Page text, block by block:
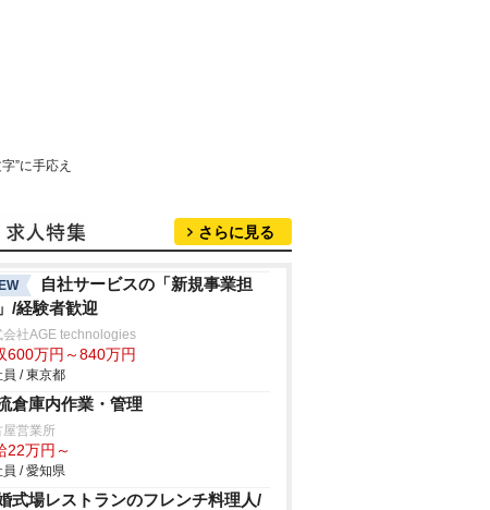
”に手応え
さらに見る
自社サービスの「新規事業担
/経験者歓迎
会社AGE technologies
600万円～840万円
員 / 東京都
倉庫内作業・管理
屋営業所
22万円～
員 / 愛知県
式場レストランのフレンチ料理人/